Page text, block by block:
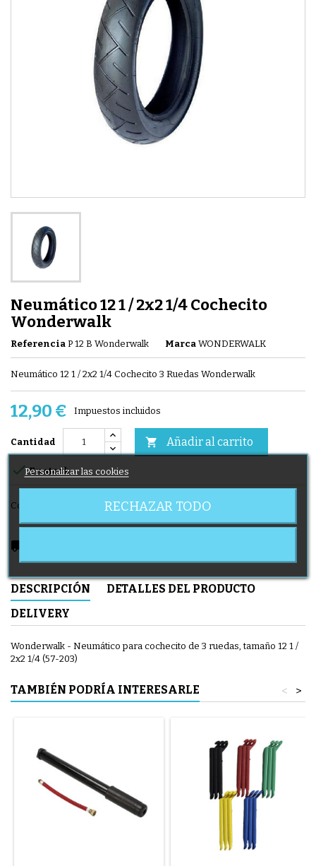
Neumático 12 1 / 2x2 1/4 Cochecito
Wonderwalk
Referencia P 12 B Wonderwalk Marca WONDERWALK
Neumático 12 1 / 2x2 1/4 Cochecito 3 Ruedas Wonderwalk
12,90 € Impuestos incluidos
Cantidad  Añadir al carrito
En stock
Compartir
local_shipping
DESCRIPCIÓN
DETALLES DEL PRODUCTO
DELIVERY
Wonderwalk - Neumático para cochecito de 3 ruedas, tamaño 12 1 /
2x2 1/4 (57-203)
TAMBIÉN PODRÍA INTERESARLE >
<
Personalizar las cookies
RECHAZAR TODO